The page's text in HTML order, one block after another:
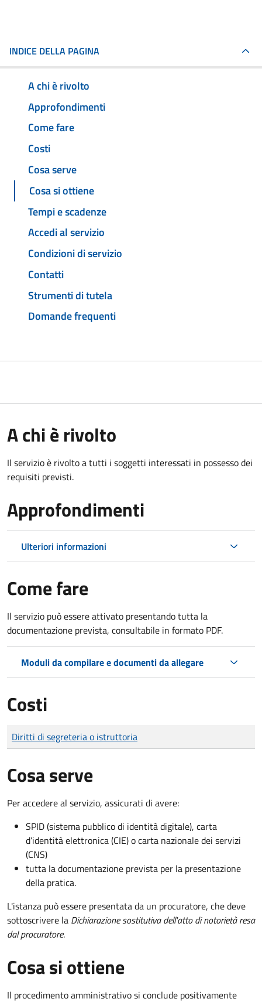
INDICE DELLA PAGINA
A chi è rivolto
Approfondimenti
Come fare
Costi
Cosa serve
Cosa si ottiene
Tempi e scadenze
Accedi al servizio
Condizioni di servizio
Contatti
Strumenti di tutela
Domande frequenti
A chi è rivolto
Il servizio è rivolto a tutti i soggetti interessati in possesso dei
requisiti previsti.
Approfondimenti
Ulteriori informazioni
Come fare
Il servizio può essere attivato presentando tutta la
documentazione prevista, consultabile in formato PDF.
Moduli da compilare e documenti da allegare
Costi
Tipo di pagamento
Importo
Diritti di segreteria o istruttoria
Cosa serve
Per accedere al servizio, assicurati di avere:
SPID (sistema pubblico di identità digitale), carta
d’identità elettronica (CIE) o carta nazionale dei servizi
(CNS)
tutta la documentazione prevista per la presentazione
della pratica.
L'istanza può essere presentata da un procuratore, che deve
sottoscrivere la Dichiarazione sostitutiva dell'atto di notorietà resa
dal procuratore.
Cosa si ottiene
Il procedimento amministrativo si conclude positivamente